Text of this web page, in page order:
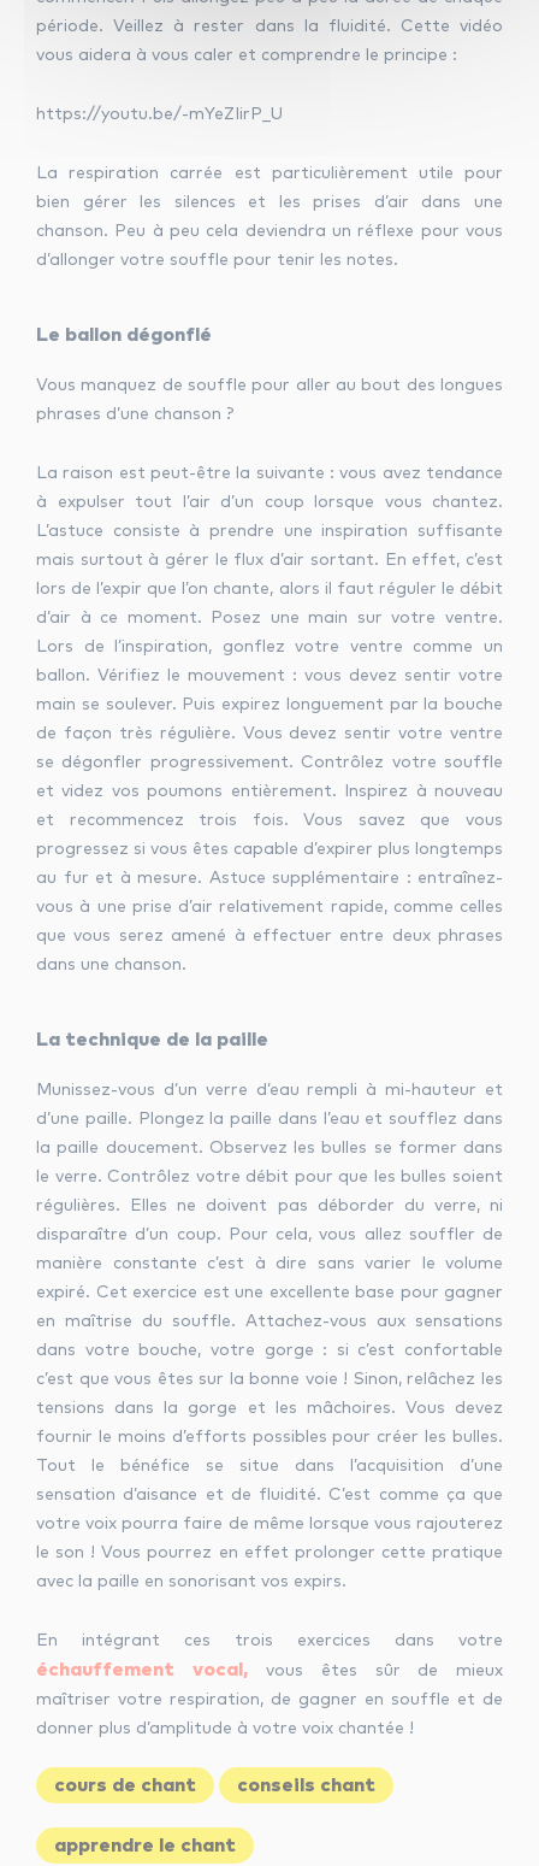
période. Veillez à rester dans la fluidité. Cette vidéo
vous aidera à vous caler et comprendre le principe :
https://youtu.be/-mYeZIirP_U
La respiration carrée est particulièrement utile pour
bien gérer les silences et les prises d’air dans une
chanson. Peu à peu cela deviendra un réflexe pour vous
d’allonger votre souffle pour tenir les notes.
Le ballon dégonflé
Vous manquez de souffle pour aller au bout des longues
phrases d’une chanson ?
La raison est peut-être la suivante : vous avez tendance
à expulser tout l’air d’un coup lorsque vous chantez.
L’astuce consiste à prendre une inspiration suffisante
mais surtout à gérer le flux d’air sortant. En effet, c’est
lors de l’expir que l’on chante, alors il faut réguler le débit
d’air à ce moment. Posez une main sur votre ventre.
Lors de l’inspiration, gonflez votre ventre comme un
ballon. Vérifiez le mouvement : vous devez sentir votre
main se soulever. Puis expirez longuement par la bouche
de façon très régulière. Vous devez sentir votre ventre
se dégonfler progressivement. Contrôlez votre souffle
et videz vos poumons entièrement. Inspirez à nouveau
et recommencez trois fois. Vous savez que vous
progressez si vous êtes capable d’expirer plus longtemps
au fur et à mesure. Astuce supplémentaire : entraînez-
vous à une prise d’air relativement rapide, comme celles
que vous serez amené à effectuer entre deux phrases
dans une chanson.
La technique de la paille
Munissez-vous d’un verre d’eau rempli à mi-hauteur et
d’une paille. Plongez la paille dans l’eau et soufflez dans
la paille doucement. Observez les bulles se former dans
le verre. Contrôlez votre débit pour que les bulles soient
régulières. Elles ne doivent pas déborder du verre, ni
disparaître d’un coup. Pour cela, vous allez souffler de
manière constante c’est à dire sans varier le volume
expiré. Cet exercice est une excellente base pour gagner
en maîtrise du souffle. Attachez-vous aux sensations
dans votre bouche, votre gorge : si c’est confortable
c’est que vous êtes sur la bonne voie ! Sinon, relâchez les
tensions dans la gorge et les mâchoires. Vous devez
fournir le moins d’efforts possibles pour créer les bulles.
Tout le bénéfice se situe dans l’acquisition d’une
sensation d’aisance et de fluidité. C’est comme ça que
votre voix pourra faire de même lorsque vous rajouterez
le son ! Vous pourrez en effet prolonger cette pratique
avec la paille en sonorisant vos expirs.
En intégrant ces trois exercices dans votre
échauffement vocal, vous êtes sûr de mieux
maîtriser votre respiration, de gagner en souffle et de
donner plus d’amplitude à votre voix chantée !
cours de chant conseils chant
apprendre le chant